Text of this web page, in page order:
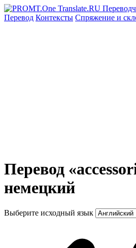
Перевод Контексты Спряжение и
Перевод
немецкий
Выберите исходный язык